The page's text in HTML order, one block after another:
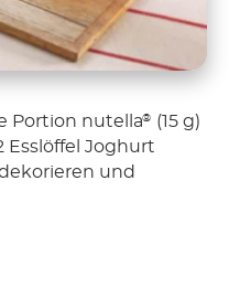
Portion nutella® (15 g)
Esslöffel Joghurt
und